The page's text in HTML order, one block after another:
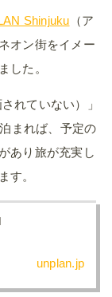
Shinjuku （ア
オン街をイメー
した。
れていない）」
まれば、予定の
あり旅が充実し
す。
unplan.jp